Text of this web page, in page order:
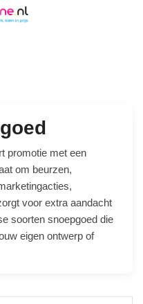
promotie met een
om beurzen,
voor extra aandacht
soorten snoepgoed die
eigen ontwerp of